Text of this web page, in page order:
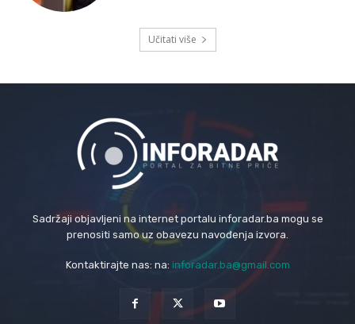
Učitati više
Sadržaji objavljeni na internet portalu inforadar.ba mogu se
prenositi samo uz obavezu navođenja izvora.
Kontaktirajte nas: na: inforadar.ba@gmail.com